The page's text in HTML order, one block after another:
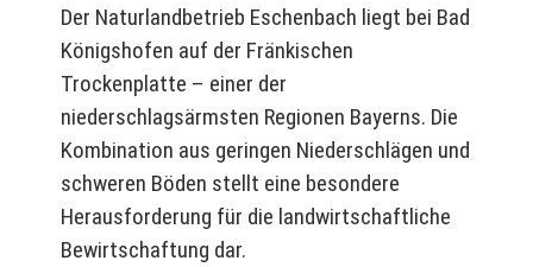
Der Naturlandbetrieb Eschenbach liegt bei Bad
Königshofen auf der Fränkischen
Trockenplatte – einer der
niederschlagsärmsten Regionen Bayerns. Die
Kombination aus geringen Niederschlägen und
schweren Böden stellt eine besondere
Herausforderung für die landwirtschaftliche
Bewirtschaftung dar.